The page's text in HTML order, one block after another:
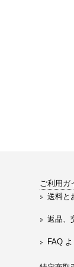
ご利用ガ
送料と
返品、
FAQ